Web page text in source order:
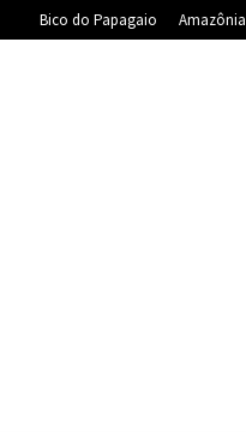
Bico do Papagaio Amazônia